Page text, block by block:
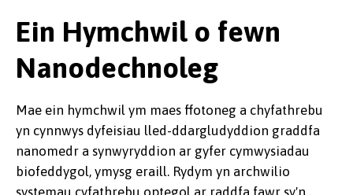
Ein Hymchwil o fewn
Nanodechnoleg
Mae ein hymchwil ym maes ffotoneg a chyfathrebu
yn cynnwys dyfeisiau lled-ddargludyddion graddfa
nanomedr a synwyryddion ar gyfer cymwysiadau
biofeddygol, ymysg eraill. Rydym yn archwilio